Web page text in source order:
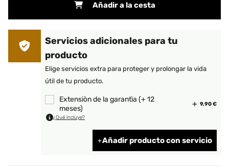
Añadir a la cesta
Servicios adicionales para tu
producto
Elige servicios extra para proteger y prolongar la vida
útil de tu producto.
Extensiòn de la garantìa (+ 12
meses)
9,90 €
¿Qué incluye?
Añadir producto con servicio